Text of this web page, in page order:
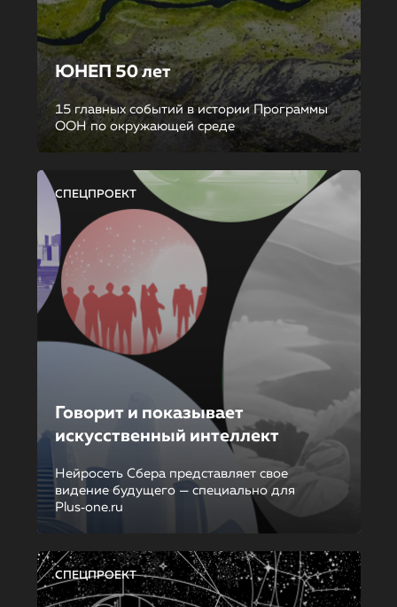
ЮНЕП 50 лет
15 главных событий в истории Программы
ООН по окружающей среде
СПЕЦПРОЕКТ
Говорит и показывает
искусственный интеллект
Нейросеть Сбера представляет свое
видение будущего — специально для
Plus‑one.ru
СПЕЦПРОЕКТ